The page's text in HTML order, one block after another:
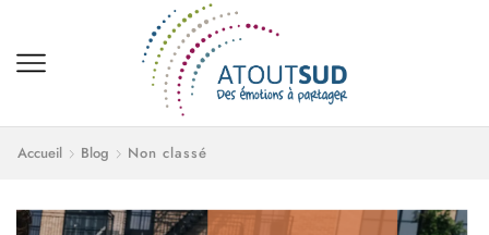
Accueil Blog Non classé